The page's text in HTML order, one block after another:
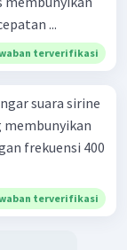
...
terverifikasi
suara sirine
membunyikan
frekuensi 400
terverifikasi